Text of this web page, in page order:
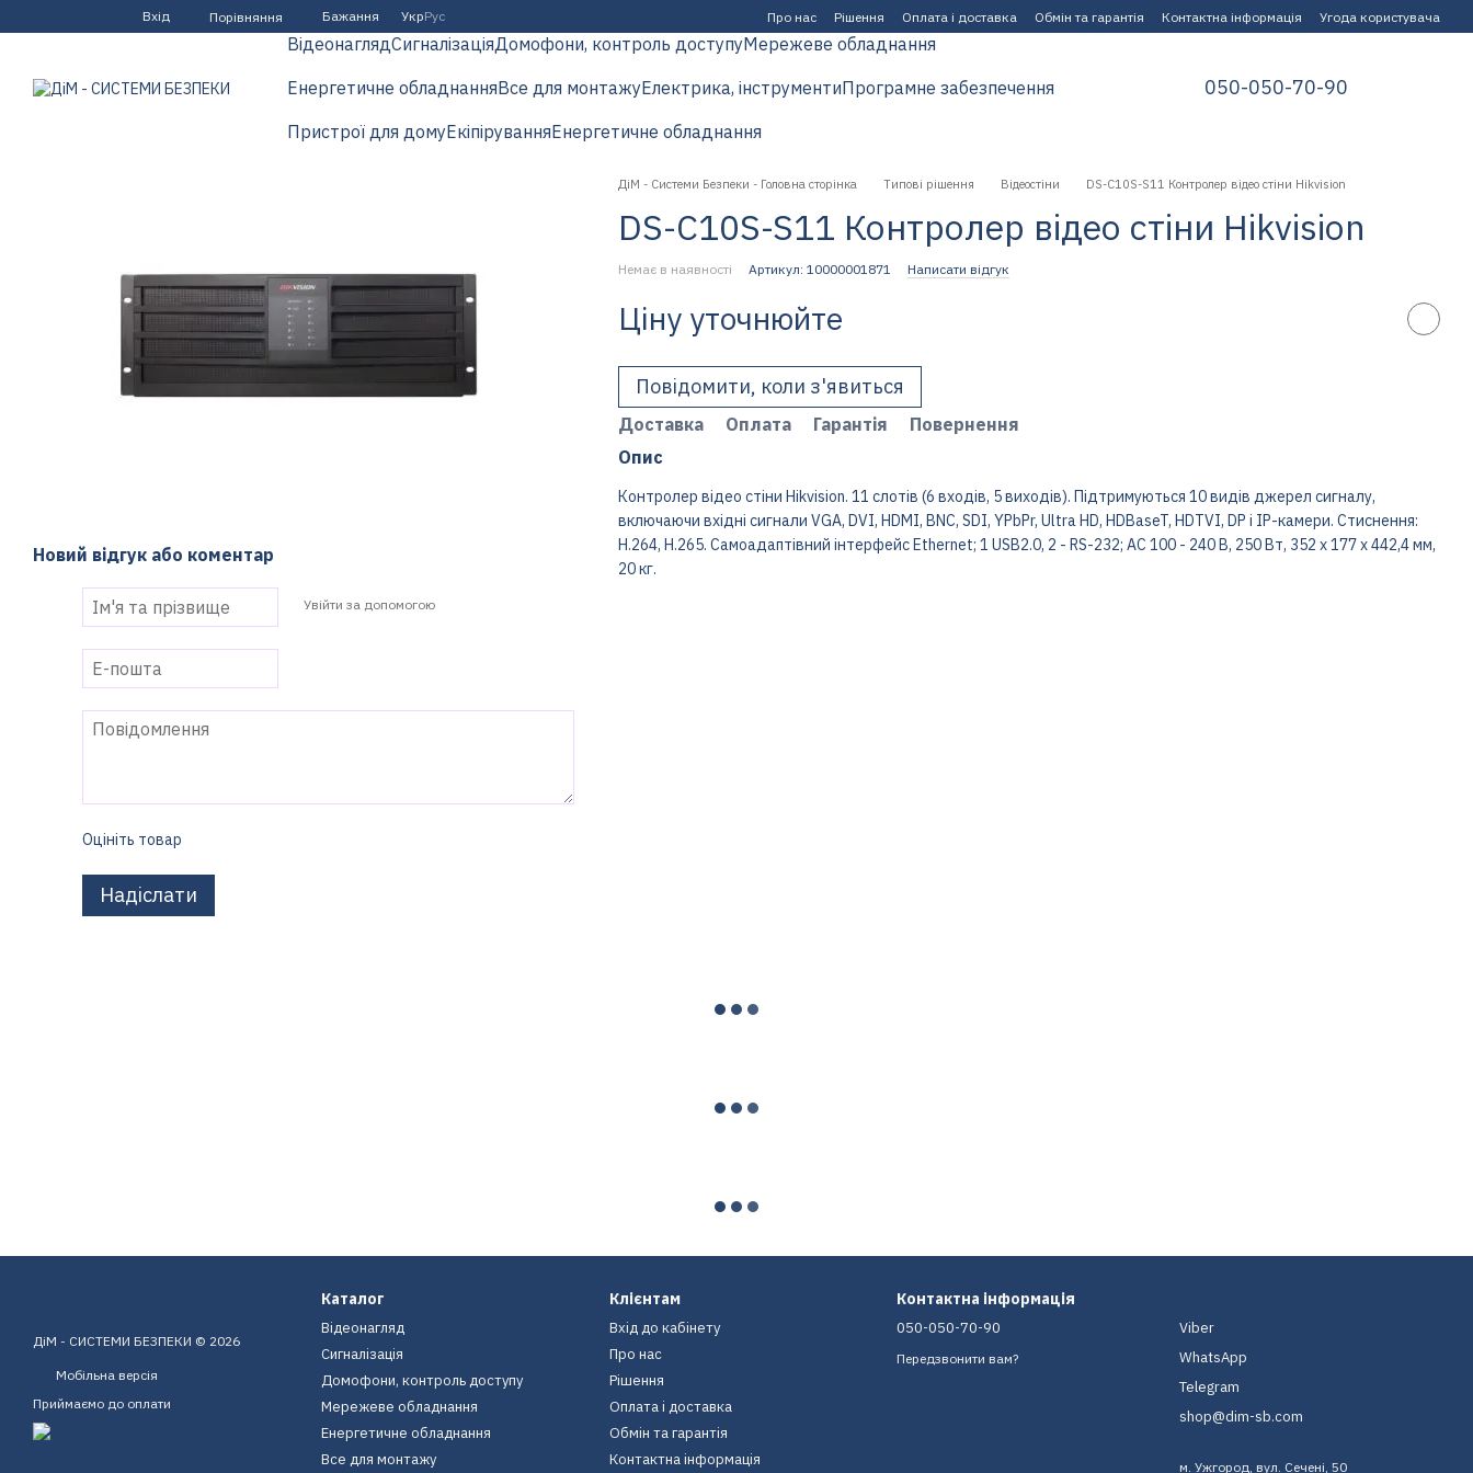
Перейти до основного контенту
Вхід Порівняння Бажання УкрРус Про нас Рішення Оплата і доставка Обмін та гарантія Контактна інформація Угода користувача
ВідеонаглядСигналізаціяДомофони, контроль доступуМережеве обладнання
Енергетичне обладнанняВсе для монтажуЕлектрика, інструментиПрограмне забезпечення
Пристрої для домуЕкіпіруванняЕнергетичне обладнання
050-050-70-90
Новий відгук або коментар
Увійти за допомогою
Оцініть товар
Надіслати
ДіМ - Системи Безпеки - Головна сторінка Типові рішення Відеостіни DS-C10S-S11 Контролер відео стіни Hikvision
DS-C10S-S11 Контролер відео стіни Hikvision
Немає в наявності Артикул: 10000001871 Написати відгук
Ціну уточнюйте
Повідомити, коли з'явиться
Доставка Оплата Гарантія
Повернення
Опис
Контролер відео стіни Hikvision. 11 слотів (6 входів, 5 виходів). Підтримуються 10 видів джерел сигналу,
включаючи вхідні сигнали VGA, DVI, HDMI, BNC, SDI, YPbPr, Ultra HD, HDBaseT, HDTVI, DP і IP-камери. Стиснення:
H.264, H.265. Самоадаптівний інтерфейс Ethernet; 1 USB2.0, 2 - RS-232; AC 100 - 240 В, 250 Вт, 352 x 177 x 442,4 мм,
20 кг.
ДіМ - СИСТЕМИ БЕЗПЕКИ © 2026
Мобільна версія
Приймаємо до оплати
Каталог
Відеонагляд
Сигналізація
Домофони, контроль доступу
Мережеве обладнання
Енергетичне обладнання
Все для монтажу
Клієнтам
Вхід до кабінету
Про нас
Рішення
Оплата і доставка
Обмін та гарантія
Контактна інформація
Контактна інформація
050-050-70-90
Передзвонити вам?
Viber
WhatsApp
Telegram
shop@dim-sb.com
м. Ужгород, вул. Сечені, 50